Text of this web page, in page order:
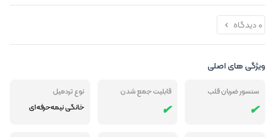
0 دیدگاه
ویژگی های اصلی
سنسور ضربان قلب قابلیت جمع شدن
نوع تردمیل
خانگی نیمه‌حرفه‌ای